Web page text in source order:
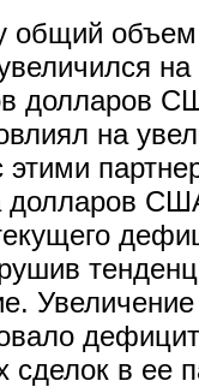
общий
на
долларов
на
этими
сделок в ее